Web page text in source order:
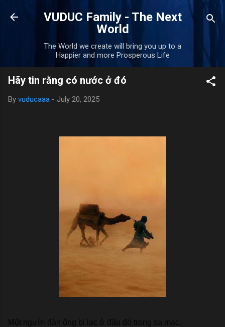
Skip to main content
VUDUC Family - The Next
World
The World we create will bring you up to a
Happier and more Prosperous Life
Hãy tin rằng có nước ở đó
By vuducaaa - July 20, 2025
Một người đàn ông bị lạc ở đâu đó trong sa mạc.